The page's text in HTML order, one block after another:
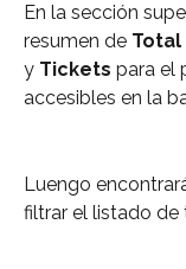
En la sección
resumen de Total
y Tickets para el
accesibles en la
Luengo
filtrar el listado de